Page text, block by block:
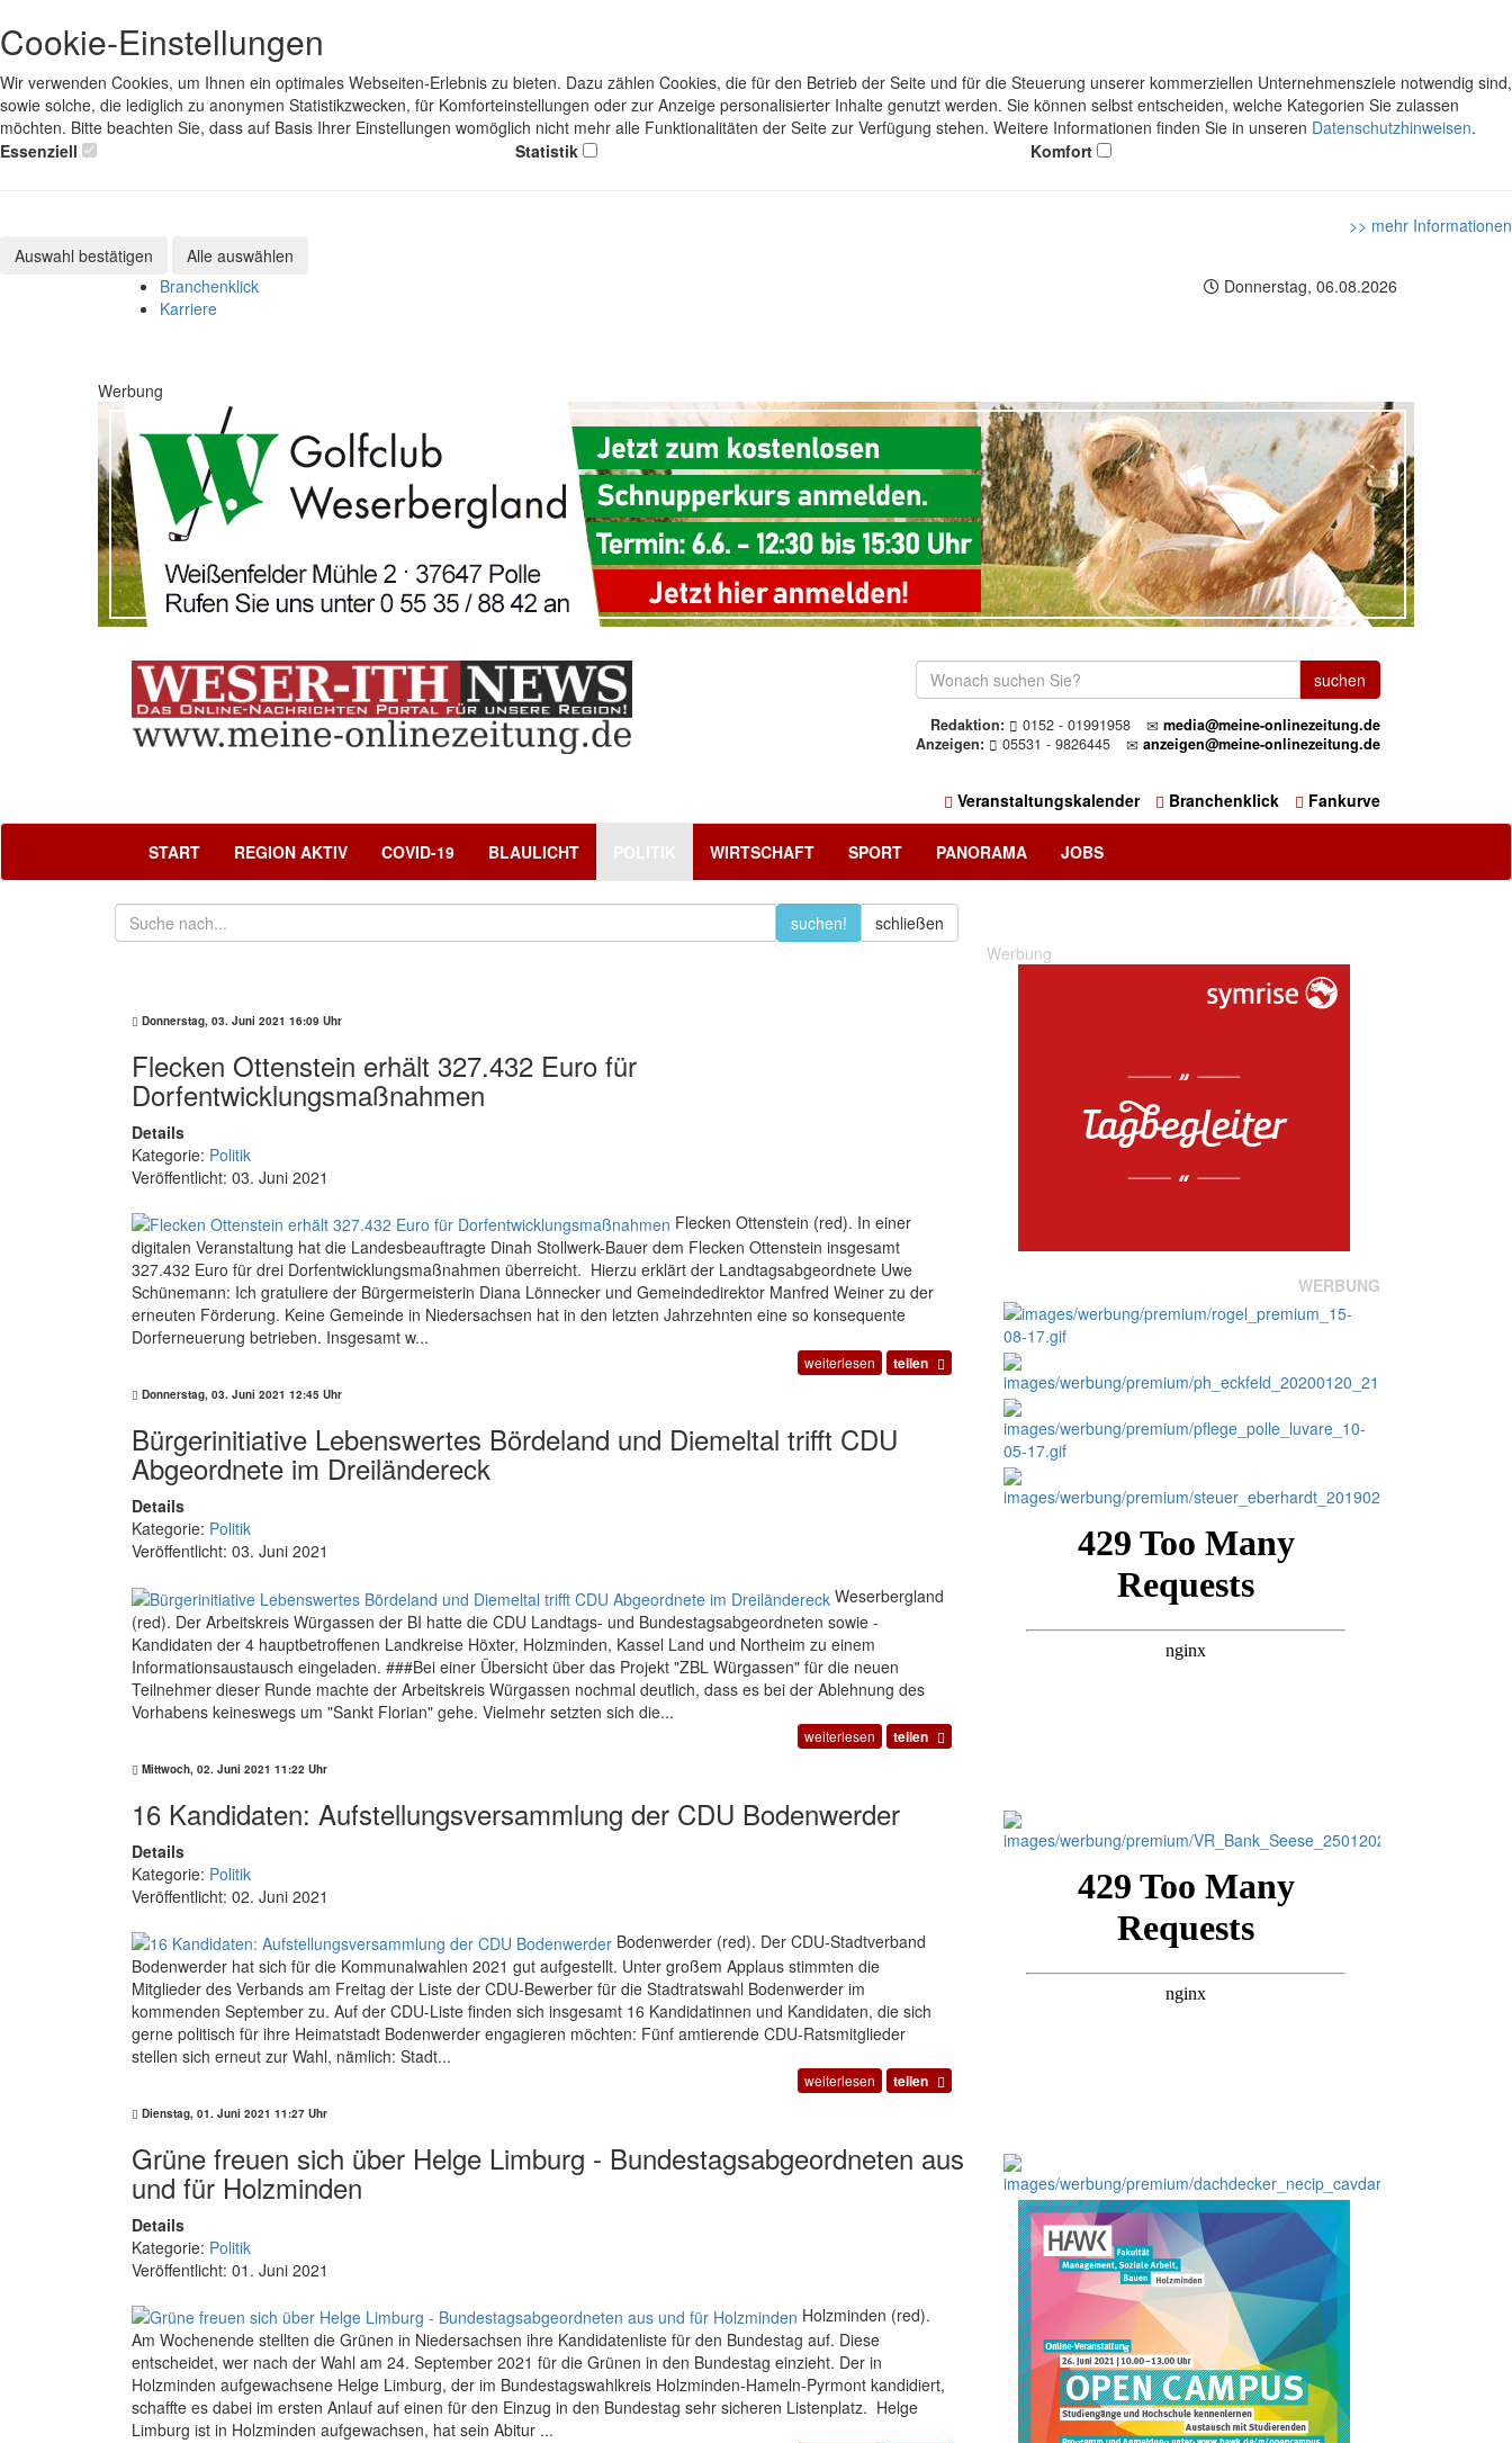
Cookie-Einstellungen
Wir verwenden Cookies, um Ihnen ein optimales Webseiten-Erlebnis zu bieten. Dazu zählen Cookies, die für den Betrieb der Seite und für die Steuerung unserer kommerziellen Unternehmensziele notwendig sind,
sowie solche, die lediglich zu anonymen Statistikzwecken, für Komforteinstellungen oder zur Anzeige personalisierter Inhalte genutzt werden. Sie können selbst entscheiden, welche Kategorien Sie zulassen
möchten. Bitte beachten Sie, dass auf Basis Ihrer Einstellungen womöglich nicht mehr alle Funktionalitäten der Seite zur Verfügung stehen. Weitere Informationen finden Sie in unseren Datenschutzhinweisen.
Essenziell
Statistik Komfort
>> mehr Informationen
Auswahl bestätigen
Alle auswählen
Branchenklick
Karriere
Donnerstag, 06.08.2026
Werbung
Redaktion: 0152 - 01991958
media@meine-onlinezeitung.de
Anzeigen:
05531 - 9826445 anzeigen@meine-onlinezeitung.de
Veranstaltungskalender Branchenklick Fankurve
START REGION AKTIV COVID-19 BLAULICHT POLITIK WIRTSCHAFT SPORT PANORAMA JOBS
suchen! schließen
Donnerstag, 03. Juni 2021 16:09 Uhr
Flecken Ottenstein erhält 327.432 Euro für
Dorfentwicklungsmaßnahmen
Details
Kategorie: Politik
Veröffentlicht: 03. Juni 2021
Flecken Ottenstein (red). In einer
digitalen Veranstaltung hat die Landesbeauftragte Dinah Stollwerk-Bauer dem Flecken Ottenstein insgesamt
327.432 Euro für drei Dorfentwicklungsmaßnahmen überreicht. Hierzu erklärt der Landtagsabgeordnete Uwe
Schünemann: Ich gratuliere der Bürgermeisterin Diana Lönnecker und Gemeindedirektor Manfred Weiner zu der
erneuten Förderung. Keine Gemeinde in Niedersachsen hat in den letzten Jahrzehnten eine so konsequente
Dorferneuerung betrieben. Insgesamt w...
weiterlesen teilen
Donnerstag, 03. Juni 2021 12:45 Uhr
Bürgerinitiative Lebenswertes Bördeland und Diemeltal trifft CDU
Abgeordnete im Dreiländereck
Details
Kategorie: Politik
Veröffentlicht: 03. Juni 2021
Weserbergland
(red). Der Arbeitskreis Würgassen der BI hatte die CDU Landtags- und Bundestagsabgeordneten sowie -
Kandidaten der 4 hauptbetroffenen Landkreise Höxter, Holzminden, Kassel Land und Northeim zu einem
Informationsaustausch eingeladen. ###Bei einer Übersicht über das Projekt "ZBL Würgassen" für die neuen
Teilnehmer dieser Runde machte der Arbeitskreis Würgassen nochmal deutlich, dass es bei der Ablehnung des
Vorhabens keineswegs um "Sankt Florian" gehe. Vielmehr setzten sich die...
weiterlesen teilen
Mittwoch, 02. Juni 2021 11:22 Uhr
16 Kandidaten: Aufstellungsversammlung der CDU Bodenwerder
Details
Kategorie: Politik
Veröffentlicht: 02. Juni 2021
Bodenwerder (red). Der CDU-Stadtverband
Bodenwerder hat sich für die Kommunalwahlen 2021 gut aufgestellt. Unter großem Applaus stimmten die
Mitglieder des Verbands am Freitag der Liste der CDU-Bewerber für die Stadtratswahl Bodenwerder im
kommenden September zu. Auf der CDU-Liste finden sich insgesamt 16 Kandidatinnen und Kandidaten, die sich
gerne politisch für ihre Heimatstadt Bodenwerder engagieren möchten: Fünf amtierende CDU-Ratsmitglieder
stellen sich erneut zur Wahl, nämlich: Stadt...
weiterlesen teilen
Dienstag, 01. Juni 2021 11:27 Uhr
Grüne freuen sich über Helge Limburg - Bundestagsabgeordneten aus
und für Holzminden
Details
Kategorie: Politik
Veröffentlicht: 01. Juni 2021
Holzminden (red).
Am Wochenende stellten die Grünen in Niedersachsen ihre Kandidatenliste für den Bundestag auf. Diese
entscheidet, wer nach der Wahl am 24. September 2021 für die Grünen in den Bundestag einzieht. Der in
Holzminden aufgewachsene Helge Limburg, der im Bundestagswahlkreis Holzminden-Hameln-Pyrmont kandidiert,
schaffte es dabei im ersten Anlauf auf einen für den Einzug in den Bundestag sehr sicheren Listenplatz. Helge
Limburg ist in Holzminden aufgewachsen, hat sein Abitur ...
Werbung
WERBUNG